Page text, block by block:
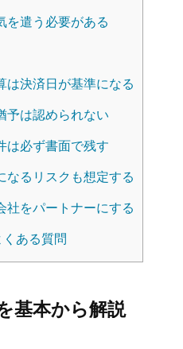
遣う必要がある
は決済日が基準になる
は認められない
は必ず書面で残す
るリスクも想定する
をパートナーにする
ある質問
基本から解説